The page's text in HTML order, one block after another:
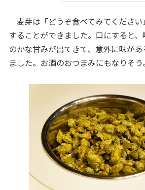
麦芽は「どうぞ食べてみてくださ
することができました。口にすると
のかな甘みが出てきて、意外に味が
ました。お酒のおつまみにもなりそう。